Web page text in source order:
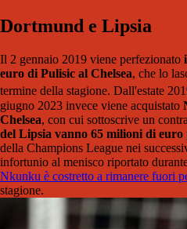
Dortmund e Lipsia
Il 2 gennaio 2019 viene perfezionato
euro di Pulisic al Chelsea, che lo
termine della stagione. Dall'estate
giugno 2023 invece viene acquistato
Chelsea, con cui sottoscrive un
del Lipsia vanno 65 milioni di euro
della Champions League nei
infortunio al menisco riportato
Nkunku è costretto a rimanere fuori
stagione.